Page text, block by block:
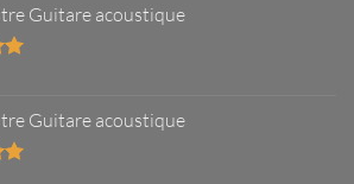
Guitare acoustique
Guitare acoustique